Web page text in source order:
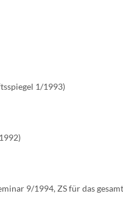
1/1993)
9/1994, ZS für das